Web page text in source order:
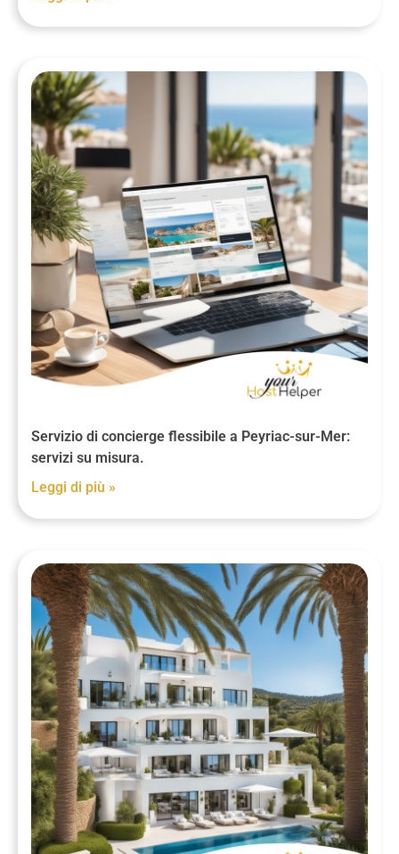
Servizio di concierge flessibile a Peyriac-sur-Mer:
servizi su misura.
Leggi di più »